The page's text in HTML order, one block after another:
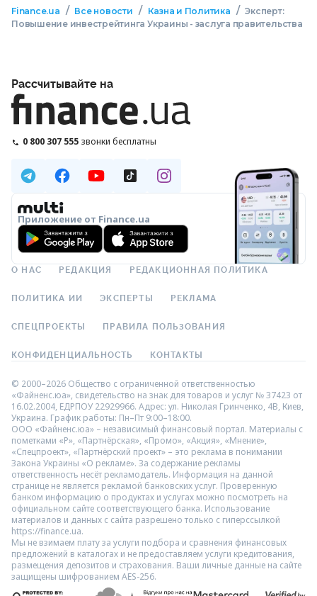
Finance.ua / Все новости / Казна и Политика / Эксперт:
Повышение инвестрейтинга Украины - заслуга правительства
Рассчитывайте на
0 800 307 555 звонки бесплатны
Приложение от Finance.ua
О НАС РЕДАКЦИЯ РЕДАКЦИОННАЯ ПОЛИТИКА
ПОЛИТИКА ИИ ЭКСПЕРТЫ РЕКЛАМА
СПЕЦПРОЕКТЫ ПРАВИЛА ПОЛЬЗОВАНИЯ
КОНФИДЕНЦИАЛЬНОСТЬ КОНТАКТЫ
© 2000–2026 Общество с ограниченной ответственностью
«Файненс.юа», свидетельство на знак для товаров и услуг № 37423 от
16.02.2004, ЕДРПОУ 22929966. Адрес: ул. Николая Гринченко, 4В, Киев,
Украина. График работы: Пн–Пт 9:00–18:00.
ООО «Файненс.юа» – независимый финансовый портал. Материалы с
пометками «Р», «Партнёрская», «Промо», «Акция», «Мнение»,
«Спецпроект», «Партнёрский проект» – это реклама в понимании
Закона Украины «О рекламе». За содержание рекламы
ответственность несёт рекламодатель. Информация на данной
странице не является рекламой банковских услуг. Проверенную
банком информацию о продуктах и услугах можно посмотреть на
официальном сайте соответствующего банка. Использование
материалов и данных с сайта разрешено только с гиперссылкой
https://finance.ua.
Мы не взимаем плату за услуги подбора и сравнения финансовых
предложений в каталогах и не предоставляем услуги кредитования,
размещения депозитов и страхования. Ваши личные данные на сайте
защищены шифрованием AES-256.